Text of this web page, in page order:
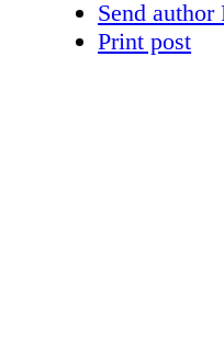
Send
Print post